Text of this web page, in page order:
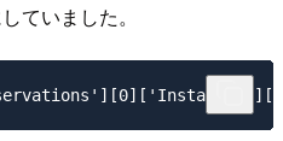
ていました。